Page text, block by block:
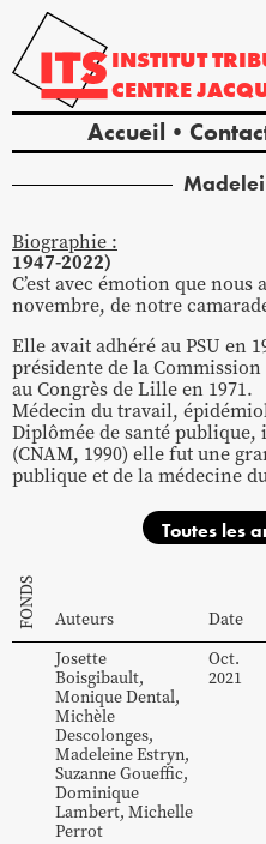
INSTITUT
CENTRE
Accueil
Biographie :
1947-2022)
C’est avec émotion que nous
novembre, de notre
Elle avait adhéré au PSU en
présidente de la
au Congrès de Lille en 1971.
Médecin du travail,
Diplômée de santé
(CNAM, 1990) elle fut une
publique et de la médecine
FONDS Auteurs Date
Josette
Boisgibault,
MoniqueDental,
Michèle
Descolonges,
MadeleineEstryn,
SuzanneGoueffic,
Dominique
Lambert, Michelle
Perrot
Oct.
2021